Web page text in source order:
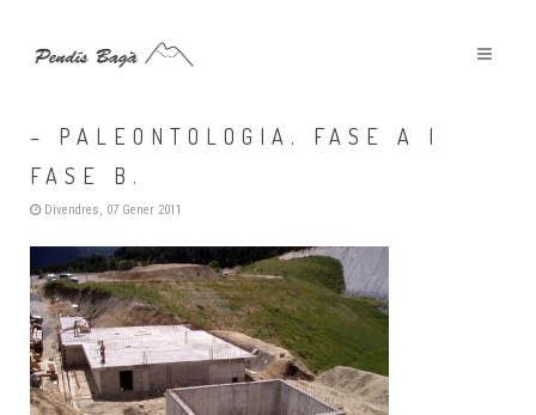
– PALEONTOLOGIA. FASE A I
FASE B.
Divendres, 07 Gener 2011